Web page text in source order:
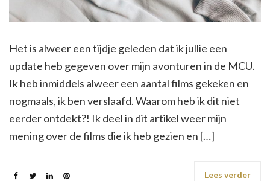
Het is alweer een tijdje geleden dat ik jullie een
update heb gegeven over mijn avonturen in de MCU.
Ik heb inmiddels alweer een aantal films gekeken en
nogmaals, ik ben verslaafd. Waarom heb ik dit niet
eerder ontdekt?! Ik deel in dit artikel weer mijn
mening over de films die ik heb gezien en […]
Lees verder